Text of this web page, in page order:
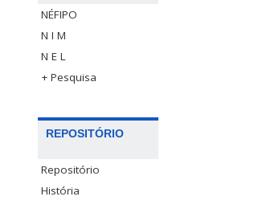
NÉFIPO
N I M
N E L
+ Pesquisa
REPOSITÓRIO
Repositório
História